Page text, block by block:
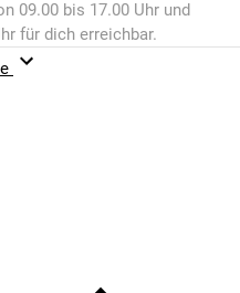
09.00 bis 17.00 Uhr und
für dich erreichbar.